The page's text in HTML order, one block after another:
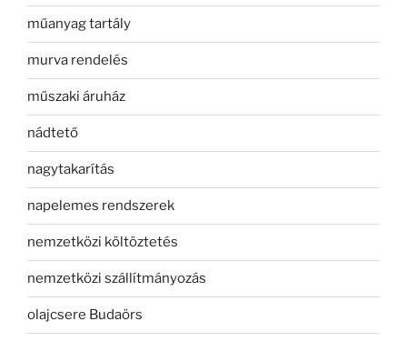
műanyag tartály
murva rendelés
műszaki áruház
nádtető
nagytakarítás
napelemes rendszerek
nemzetközi költöztetés
nemzetközi szállítmányozás
olajcsere Budaörs